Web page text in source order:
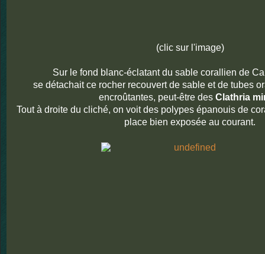
(clic sur l'image)
Sur le fond blanc-éclatant du sable corallien de
se détachait ce rocher recouvert de sable et de tubes
encroûtantes, peut-être des Clathria
Tout à droite du cliché, on voit des polypes épanouis de
place bien exposée au courant.